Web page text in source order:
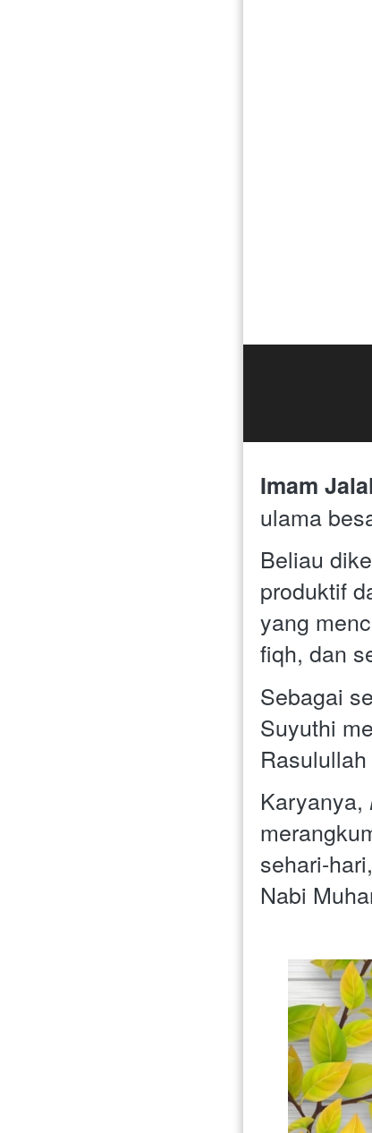
Imam
ulama
Beliau
produktif
yang
fiqh, dan
Sebagai
Suyuthi
Karyanya,
sehari-
Nabi